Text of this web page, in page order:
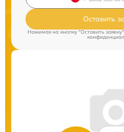
Оставить
Нажимая на кнопку "Оставить